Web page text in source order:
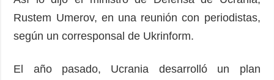
Releases
Rustem Umerov, en una reunión con periodistas,
según un corresponsal de Ukrinform.
El año pasado, Ucrania desarrolló un plan